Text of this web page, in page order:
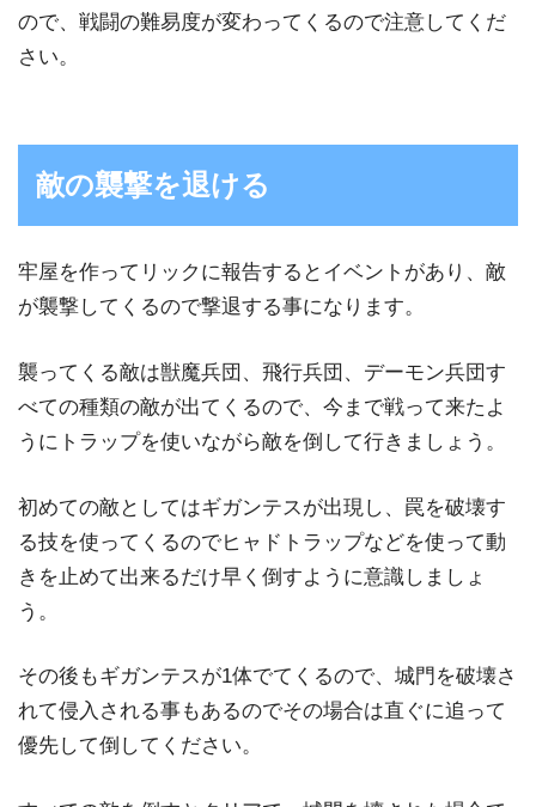
ので、戦闘の難易度が変わってくるので注意してくだ
さい。
敵の襲撃を退ける
牢屋を作ってリックに報告するとイベントがあり、敵
が襲撃してくるので撃退する事になります。
襲ってくる敵は獣魔兵団、飛行兵団、デーモン兵団す
べての種類の敵が出てくるので、今まで戦って来たよ
うにトラップを使いながら敵を倒して行きましょう。
初めての敵としてはギガンテスが出現し、罠を破壊す
る技を使ってくるのでヒャドトラップなどを使って動
きを止めて出来るだけ早く倒すように意識しましょ
う。
その後もギガンテスが1体でてくるので、城門を破壊さ
れて侵入される事もあるのでその場合は直ぐに追って
優先して倒してください。